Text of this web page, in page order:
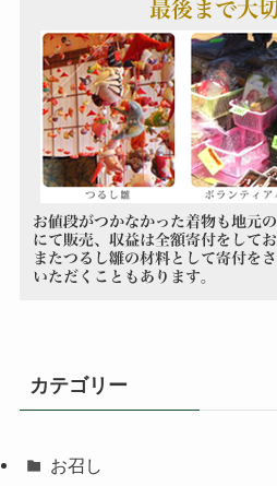
カテゴリー
お召し